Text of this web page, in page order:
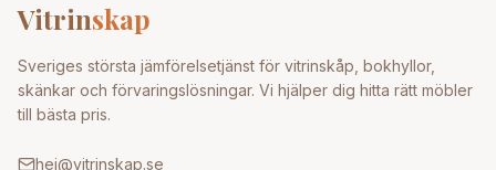
Vitrinskap
Sveriges största jämförelsetjänst för vitrinskåp, bokhyllor,
skänkar och förvaringslösningar. Vi hjälper dig hitta rätt möbler
till bästa pris.
hej@vitrinskap.se